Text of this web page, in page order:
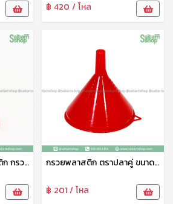
฿ 420 / โหล
กรวยกรอง กรวยพลาสติก กรวยน้ำมัน กรวยกรอกอาหาร อเนกประสงค์ 8 นิ้ว No.652 ฉัตร กรวยพลาสติก ตราปลาคู่ ขนาดใหญ่ 14 ซม กรวยกรอก กรวยรางน้ำฝน กรวยน้ำมัน กรวยน้ำ no.1014
฿ 201 / โหล